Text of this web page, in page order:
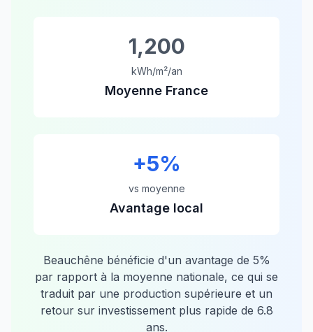
1,200
kWh/m²/an
Moyenne France
+5%
vs moyenne
Avantage local
Beauchêne bénéficie d'un avantage de 5%
par rapport à la moyenne nationale, ce qui se
traduit par une production supérieure et un
retour sur investissement plus rapide de 6.8
ans.